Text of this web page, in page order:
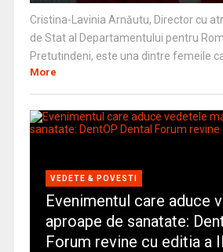
Cristina-Lavinia Arnăutu, Director cu
de Stat al Departamentului pentru
Pretutindeni, este una dintre femeile
More
VEDETE & POVESTI
Evenimentul care aduce
aproape de sanatate:
Forum revine cu editia a